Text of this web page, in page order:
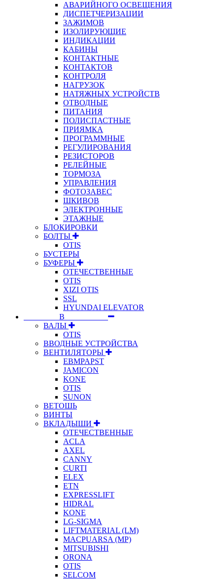
АВАРИЙНОГО ОСВЕЩЕНИЯ
ДИСПЕТЧЕРИЗАЦИИ
ЗАЖИМОВ
ИЗОЛИРУЮЩИЕ
ИНДИКАЦИИ
КАБИНЫ
КОНТАКТНЫЕ
КОНТАКТОВ
КОНТРОЛЯ
НАГРУЗОК
НАТЯЖНЫХ УСТРОЙСТВ
ОТВОДНЫЕ
ПИТАНИЯ
ПОЛИСПАСТНЫЕ
ПРИЯМКА
ПРОГРАММНЫЕ
РЕГУЛИРОВАНИЯ
РЕЗИСТОРОВ
РЕЛЕЙНЫЕ
ТОРМОЗА
УПРАВЛЕНИЯ
ФОТОЗАВЕС
ШКИВОВ
ЭЛЕКТРОННЫЕ
ЭТАЖНЫЕ
БЛОКИРОВКИ
БОЛТЫ
OTIS
БУСТЕРЫ
БУФЕРЫ
ОТЕЧЕСТВЕННЫЕ
OTIS
XIZI OTIS
SSL
HYUNDAI ELEVATOR
⠀⠀⠀⠀⠀⠀В⠀⠀⠀⠀⠀⠀⠀
ВАЛЫ
OTIS
ВВОДНЫЕ УСТРОЙСТВА
ВЕНТИЛЯТОРЫ
EBMPAPST
JAMICON
KONE
OTIS
SUNON
ВЕТОШЬ
ВИНТЫ
ВКЛАДЫШИ
ОТЕЧЕСТВЕННЫЕ
ACLA
AXEL
CANNY
CURTI
ELEX
ETN
EXPRESSLIFT
HIDRAL
KONE
LG-SIGMA
LIFTMATERIAL (LM)
MACPUARSA (MP)
MITSUBISHI
ORONA
OTIS
SELCOM